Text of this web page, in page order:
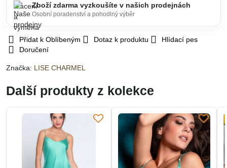
Přidat k Oblíbeným Dotaz k produktu
Hlídací pes
Doručení
Značka: LISE CHARMEL
Zboží zdarma vyzkoušíte v našich prodejnách
Osobní poradenství a pohodlný výběr
Další produkty z kolekce